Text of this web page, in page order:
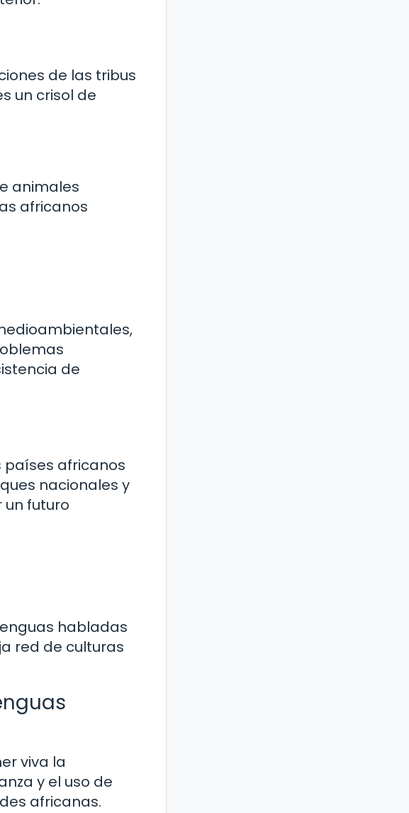
de las tribus
un crisol de
animales
africanos
de
países africanos
nacionales y
futuro
habladas
red de culturas
viva la
y el uso de
africanas.